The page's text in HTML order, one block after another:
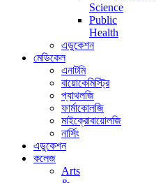
Science
Public
Health
এডুকেশন
মেডিকেল
এনাটমি
বায়োকেমিস্ট্রি
প্যাথলজি
ফার্মাকোলজি
মাইক্রোবায়োলজি
নার্সিং
এডুকেশন
কলেজ
Arts